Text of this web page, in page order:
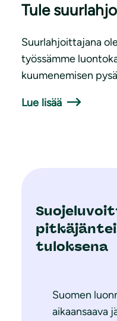
Tule
Suurlahjoittajana
työssämme
kuumenemisen
Lue lisää
tuloksena
Suomen
aikaansaava